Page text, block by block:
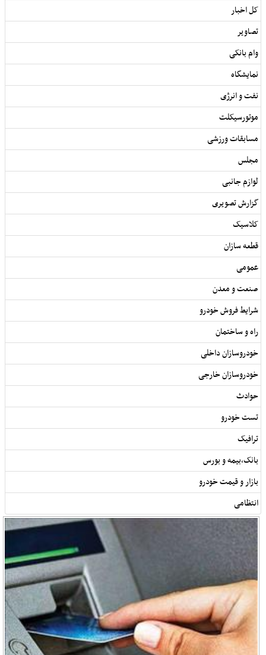
کل اخبار
تصاویر
وام بانکی
نمایشگاه
نفت و انرژی
موتورسیکلت
مسابقات ورزشی
مجلس
لوازم جانبی
گزارش تصویری
کلاسیک
قطعه سازان
عمومی
صنعت و معدن
شرایط فروش خودرو
راه و ساختمان
خودروسازان داخلی
خودروسازان خارجی
حوادث
تست خودرو
ترافیک
بانک,بیمه و بورس
بازار و قیمت خودرو
انتظامی